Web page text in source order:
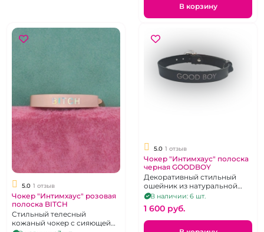
В корзину
5.0 1 отзыв
Чокер "Интимхаус" розовая
полоска BITCH
Стильный телесный
кожаный чокер с сияющей
5.0 1 отзыв
Чокер "Интимхаус" полоска
черная GOODBOY
Декоративный стильный
ошейник из натуральной
кожи с надписью Good Boy,
размер регулируется
пряжкой
В наличии: 6 шт.
1 600 pуб.